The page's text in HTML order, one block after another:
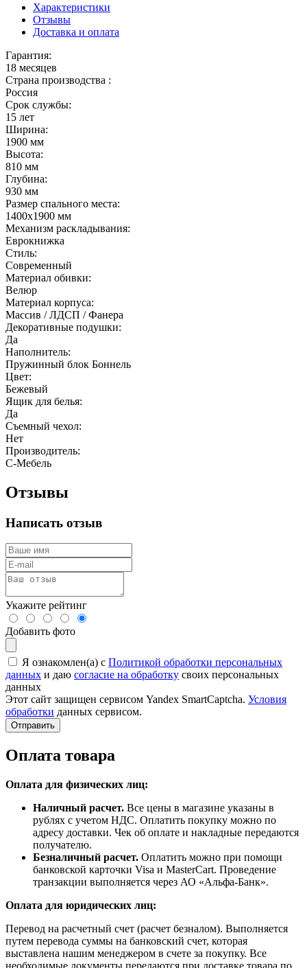
Характеристики
Отзывы
Доставка и оплата
Гарантия:
18 месяцев
Страна производства :
Россия
Срок службы:
15 лет
Ширина:
1900 мм
Высота:
810 мм
Глубина:
930 мм
Размер спального места:
1400х1900 мм
Механизм раскладывания:
Еврокнижка
Стиль:
Современный
Материал обивки:
Велюр
Материал корпуса:
Массив / ЛДСП / Фанера
Декоративные подушки:
Да
Наполнитель:
Пружинный блок Боннель
Цвет:
Бежевый
Ящик для белья:
Да
Съемный чехол:
Нет
Производитель:
С-Мебель
Отзывы
Написать отзыв
Укажите рейтинг
Добавить фото
Я ознакомлен(а) с Политикой обработки персональных
данных и даю согласие на обработку своих персональных
данных
Этот сайт защищен сервисом Yandex SmartCaptcha. Условия
обработки данных сервисом.
Отправить
Оплата товара
Оплата для физических лиц:
Наличный расчет. Все цены в магазине указаны в
рублях с учетом НДС. Оплатить покупку можно по
адресу доставки. Чек об оплате и накладные передаются
получателю.
Безналичный расчет. Оплатить можно при помощи
банковской карточки Visa и MasterCart. Проведение
транзакции выполняется через АО «Альфа-Банк».
Оплата для юридических лиц:
Перевод на расчетный счет (расчет безналом). Выполняется
путем перевода суммы на банковский счет, которая
выставлена нашим менеджером в счете за покупку. Все